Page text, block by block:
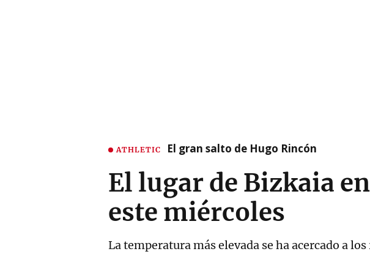
ATHLETIC El gran salto de Hugo Rincón
El lugar de Bizkaia
este miércoles
La temperatura más elevada se ha acercado a